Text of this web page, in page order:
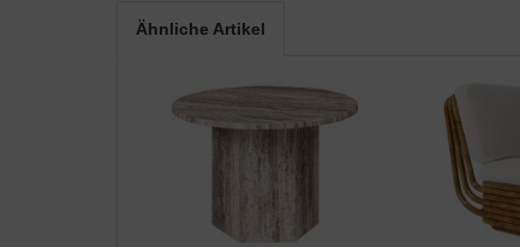
Ähnliche Artikel